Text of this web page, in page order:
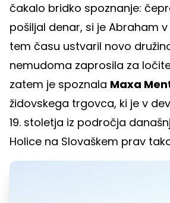
čakalo bridko spoznanje:
pošiljal denar, si je Abraham
tem času ustvaril novo
nemudoma zaprosila za
zatem je spoznala Maxa
židovskega trgovca, ki je v
19. stoletja iz področja
Holice na Slovaškem prav